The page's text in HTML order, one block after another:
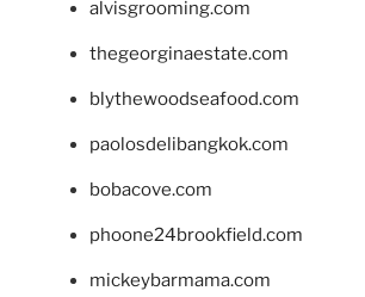
alvisgrooming.com
thegeorginaestate.com
blythewoodseafood.com
paolosdelibangkok.com
bobacove.com
phoone24brookfield.com
mickeybarmama.com